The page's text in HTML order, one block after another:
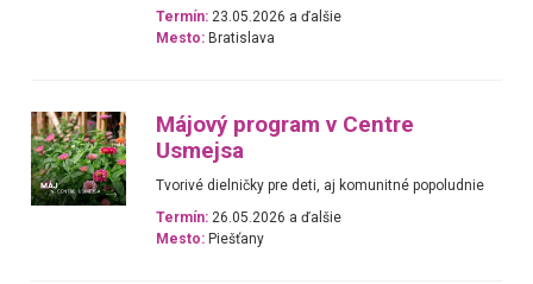
Termín: 23.05.2026 a ďalšie
Mesto: Bratislava
Májový program v Centre
Usmejsa
Tvorivé dielničky pre deti, aj komunitné popoludnie
Termín: 26.05.2026 a ďalšie
Mesto: Piešťany